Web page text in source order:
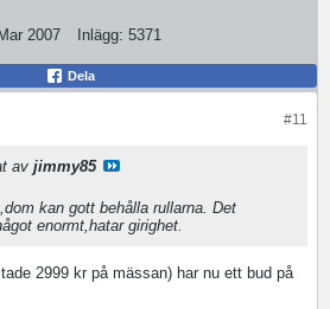
Mar 2007 Inlägg: 5371
Dela
#11
av jimmy85
kan gott behålla rullarna. Det
enormt,hatar girighet.
2999 kr på mässan) har nu ett bud på